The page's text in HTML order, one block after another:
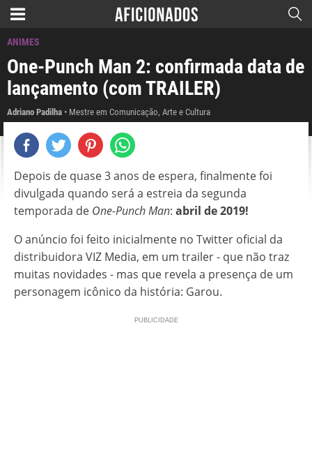
ANIMES
One-Punch Man 2: confirmada data de
lançamento (com TRAILER)
Adriano Padilha Mestre em Comunicação, Arte e Cultura
Depois de quase 3 anos de espera, finalmente foi
divulgada quando será a estreia da segunda
temporada de One-Punch Man: abril de 2019!
O anúncio foi feito inicialmente no Twitter oficial da
distribuidora VIZ Media, em um trailer - que não traz
muitas novidades - mas que revela a presença de um
personagem icônico da história: Garou.